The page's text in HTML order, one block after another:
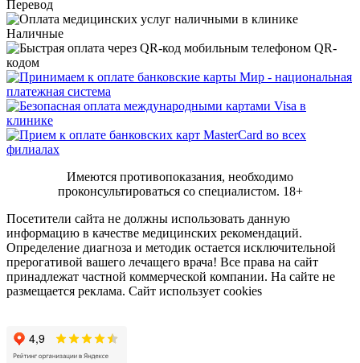
Перевод
Наличные
QR-
кодом
Имеются противопоказания, необходимо
проконсультироваться со специалистом. 18+
Посетители сайта не должны использовать данную
информацию в качестве медицинских рекомендаций.
Определение диагноза и методик остается исключительной
прерогативой вашего лечащего врача! Все права на сайт
принадлежат частной коммерческой компании. На сайте не
размещается реклама. Сайт использует cookies